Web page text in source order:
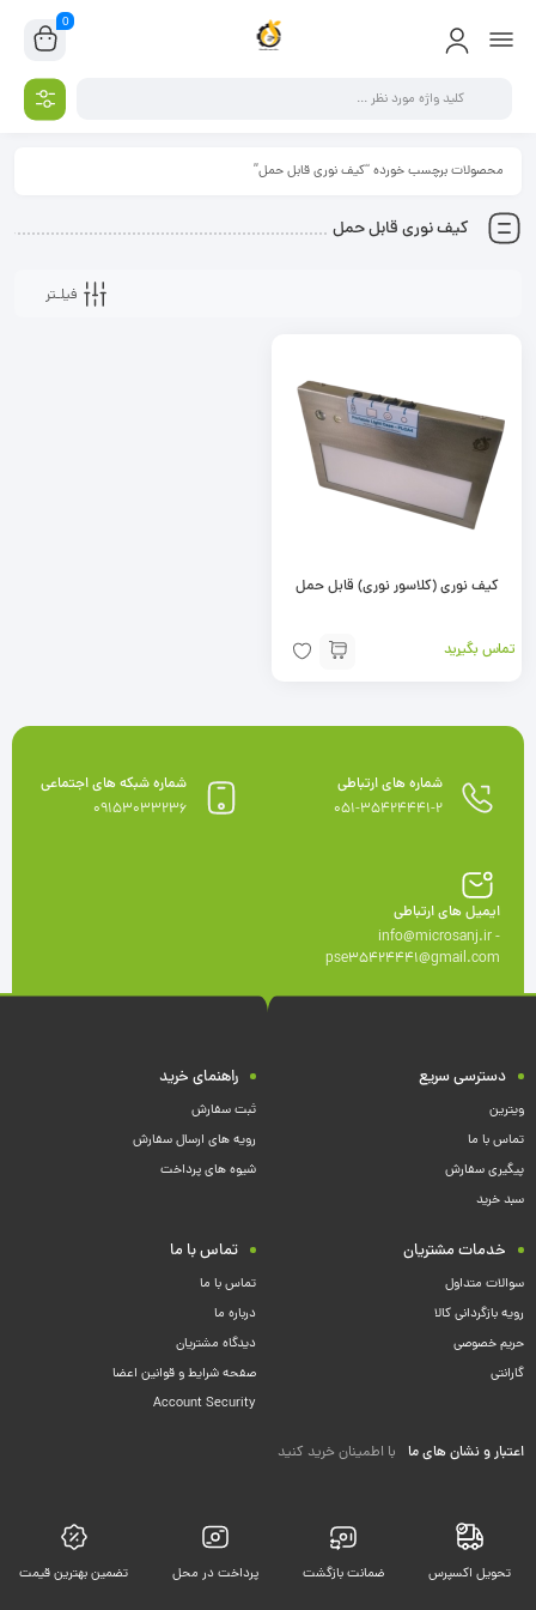
0
محصولات برچسب خورده “کیف نوری قابل حمل”
کیف نوری قابل حمل
فیلـتر
کیف نوری (کلاسور نوری) قابل حمل
تماس بگیرید
شماره های ارتباطی
051-35424441-2
شماره شبکه های اجتماعی
09153033236
ایمیل های ارتباطی
info@microsanj.ir -
pse35424441@gmail.com
دسترسی سریع
ویترین
تماس با ما
پیگیری سفارش
سبد خرید
راهنمای خرید
ثبت سفارش
رویه های ارسال سفارش
شیوه های پرداخت
خدمات مشتریان
سوالات متداول
رویه بازگردانی کالا
حریم خصوصی
گارانتی
تماس با ما
تماس با ما
درباره ما
دیدگاه مشتریان
صفحه شرایط و قوانین اعضا
Account Security
اعتبار و نشان های ما با اطمینان خرید کنید
تحویل اکسپرس ضمانت بازگشت پرداخت در محل تضمین بهترین قیمت